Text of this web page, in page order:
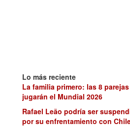
Lo más reciente
La familia primero: las 8
jugarán el Mundial 2026
Rafael Leão podría ser
por su enfrentamiento con